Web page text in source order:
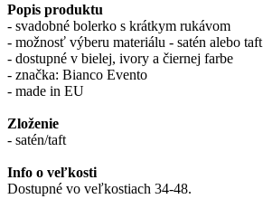
Popis produktu
- svadobné bolerko s krátkym rukávom
- možnosť výberu materiálu - satén alebo taft
- dostupné v bielej, ivory a čiernej farbe
- značka: Bianco Evento
- made in EU
Zloženie
- satén/taft
Info o veľkosti
Dostupné vo veľkostiach 34-48.